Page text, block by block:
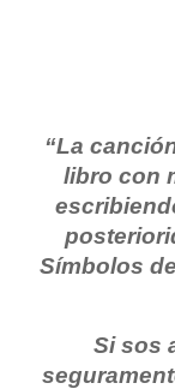
“La
libro con
Símbolos
Si sos